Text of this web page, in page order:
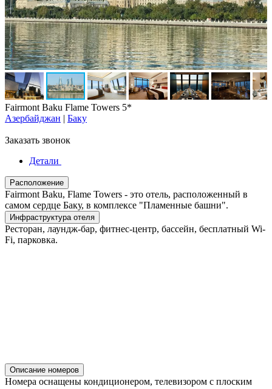
Fairmont Baku Flame Towers 5*
Азербайджан | Баку
Заказать звонок
Детали
Расположение
Fairmont Baku, Flame Towers - это отель, расположенный в
самом сердце Баку, в комплексе "Пламенные башни".
Инфраструктура отеля
Ресторан, лаундж-бар, фитнес-центр, бассейн, бесплатный Wi-
Fi, парковка.
Описание номеров
Номера оснащены кондиционером, телевизором с плоским